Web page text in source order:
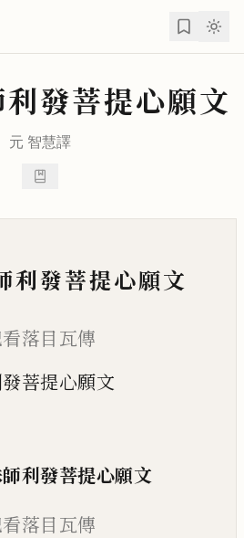
發菩提心願文
元 智慧譯
利發菩提心願文
落目瓦傳
菩提心願文
師利發菩提心願文
落目瓦傳